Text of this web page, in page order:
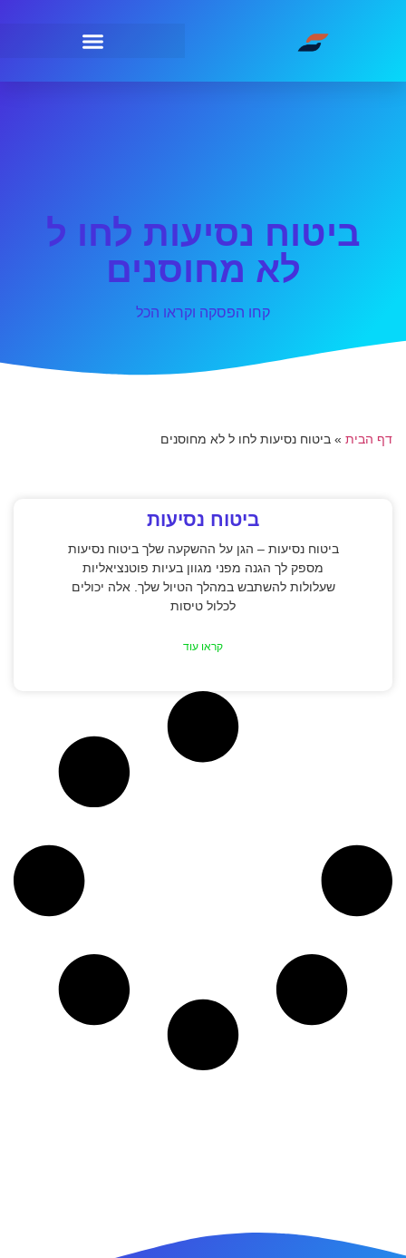
ביטוח נסיעות לחו ל
לא מחוסנים
קחו הפסקה וקראו הכל
דף הבית » ביטוח נסיעות לחו ל לא מחוסנים
ביטוח נסיעות
ביטוח נסיעות – הגן על ההשקעה שלך ביטוח נסיעות
מספק לך הגנה מפני מגוון בעיות פוטנציאליות
שעלולות להשתבש במהלך הטיול שלך. אלה יכולים
לכלול טיסות
קראו עוד